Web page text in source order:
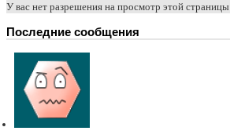
У вас нет разрешения на просмотр этой страницы
Последние сообщения